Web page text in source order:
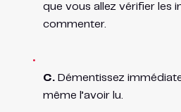
que vous allez vérifier les
commenter.
C.Démentissez
même l’avoir lu.